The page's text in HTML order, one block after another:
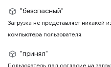
"безопасный"
Загрузка не представляет никакой
компьютера пользователя.
"принял"
Пользователь дал согласие на